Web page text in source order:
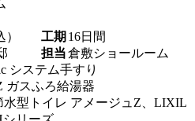
工期 16日間
担当倉敷ショールーム
システム手すり
ガスふろ給湯器
水型トイレ アメージュZ、LIXIL